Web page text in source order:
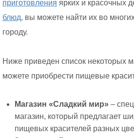
приготовления ярких и красочных
блюд, вы можете найти их во
городу.
Ниже приведен список некоторых
можете приобрести пищевые
Магазин «Сладкий мир» –
магазин, который предлагает
пищевых красителей разных